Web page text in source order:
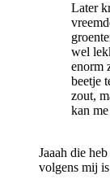
Later
wel
enorm
beetje
zout,
kan
Jaaah die
volgens mij